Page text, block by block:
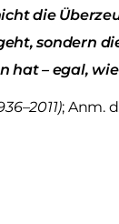
die
sondern
hat – egal,
; Anm.